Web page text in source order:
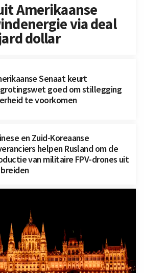
Amerikaanse
via deal
dollar
Senaat keurt
goed om stillegging
te voorkomen
en Zuid-Koreaanse
helpen Rusland om de
van militaire FPV-drones uit